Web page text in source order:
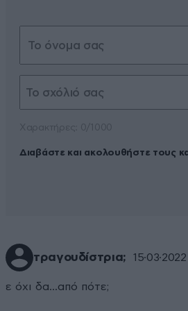
Διαβάστε και ακολουθήστε τους
τραγουδίστρια;
ε όχι δα...από πότε;